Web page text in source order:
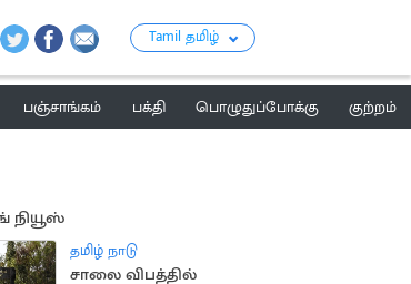
Tamil தமிழ்
பஞ்சாங்கம் பக்தி பொழுதுப்போக்கு
குற்றம்
நியூஸ்
தமிழ் நாடு
சாலை விபத்தில்